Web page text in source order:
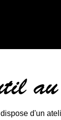
au
d'un